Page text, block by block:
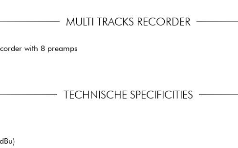
MULTI TRACKS RECORDER
with 8 preamps
TECHNISCHE SPECIFICITIES